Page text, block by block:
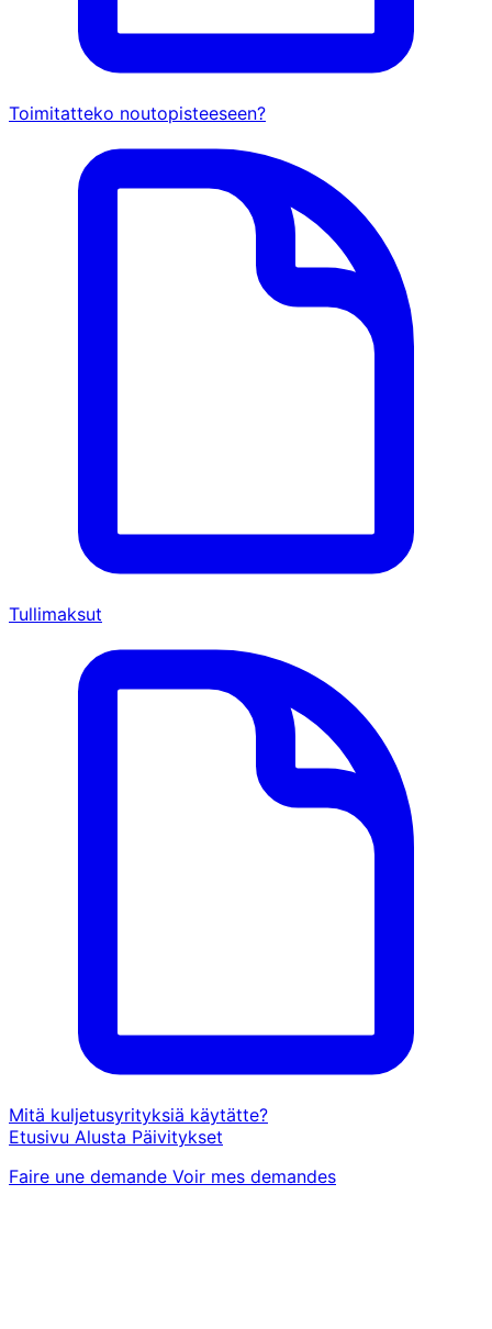
Toimitatteko noutopisteeseen?
Tullimaksut
Mitä kuljetusyrityksiä käytätte?
Etusivu Alusta Päivitykset
Faire une demande Voir mes demandes